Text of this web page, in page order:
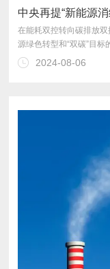
中央再提“新能源
2024-08-06